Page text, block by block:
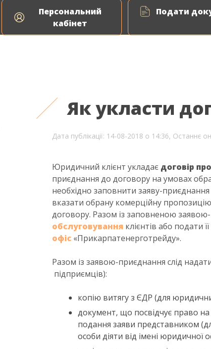
Персональний
кабінет
Подати
Як укласти
Дата публікації: 14-08-2018 о 14:36, Останнє
Юридичний клієнт укладає договір
приєднання до договору на умовах
необхідно заповнити заяву-
вказати обрану комерційну пропозицію
договору. Разом із заповненою
обслуговування клієнтів або подати
офіс «Прикарпатенерготрейду».
Разом із заявою-приєднання слід
підприємців):
копію витягу з ЄДР (для
документ, що посвідчує право
подання заяви представником
особи діяти від імені юридичної